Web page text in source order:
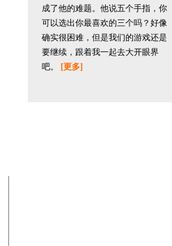
成了他的难题。他说五个手指，你
可以选出你最喜欢的三个吗？好像
确实很困难，但是我们的游戏还是
要继续，跟着我一起去大开眼界
吧。
[更多]